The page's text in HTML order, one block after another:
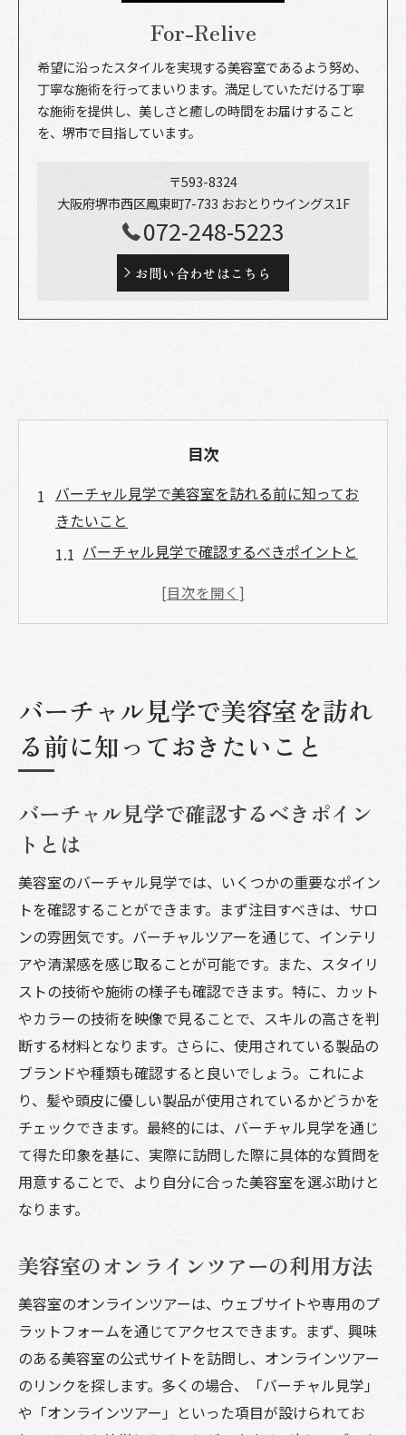
For-Relive
希望に沿ったスタイルを実現する美容室であるよう努め、
丁寧な施術を行ってまいります。満足していただける丁寧
な施術を提供し、美しさと癒しの時間をお届けすること
を、堺市で目指しています。
〒593-8324
大阪府堺市西区鳳東町7-733 おおとりウイングス1F
072-248-5223
お問い合わせはこちら
目次
バーチャル見学で美容室を訪れる前に知ってお
きたいこと
バーチャル見学で確認するべきポイントと
美容室のオンラインツアーの利用方法
オンラインレビューと合わせた活用法
バーチャル見学を最大限に活用するコツ
美容室のバーチャル見学がもたらす新しい体験
臨場感あふれるサロン体験
ーション
バーチャル見学での特別プラン紹介
新しい顧客体験の創出
美容室の最新トレンドを体感する
バーチャルとリアルの融合による新たな価
値
バーチャル見学を利用した美容室選びのメリッ
ト
時間と交通費の節約
複数の美容室を手軽に比較
自宅から気軽にサロンをチェック
予算に合った美容室の選び方
美容室のバーチャル見学で得られるリアルな情
報
施術プロセスの詳細解説
サロンの設備と清潔度の確認
スタッフの対応とサービススタイル
バーチャル見学で美容室を訪れ
る前に知っておきたいこと
バーチャル見学で確認するべきポイン
トとは
美容室のバーチャル見学では、いくつかの重要なポイン
トを確認することができます。まず注目すべきは、サロ
ンの雰囲気です。バーチャルツアーを通じて、インテリ
アや清潔感を感じ取ることが可能です。また、スタイリ
ストの技術や施術の様子も確認できます。特に、カット
やカラーの技術を映像で見ることで、スキルの高さを判
断する材料となります。さらに、使用されている製品の
ブランドや種類も確認すると良いでしょう。これによ
り、髪や頭皮に優しい製品が使用されているかどうかを
チェックできます。最終的には、バーチャル見学を通じ
て得た印象を基に、実際に訪問した際に具体的な質問を
用意することで、より自分に合った美容室を選ぶ助けと
なります。
美容室のオンラインツアーの利用方法
美容室のオンラインツアーは、ウェブサイトや専用のプ
ラットフォームを通じてアクセスできます。まず、興味
のある美容室の公式サイトを訪問し、オンラインツアー
のリンクを探します。多くの場合、「バーチャル見学」
や「オンラインツアー」といった項目が設けられてお